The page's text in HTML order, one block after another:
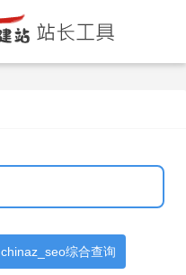
chinaz_seo综合查询